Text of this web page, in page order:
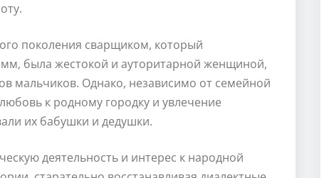
поколения сварщиком, который
была жестокой и ауторитарной женщиной,
мальчиков. Однако, независимо от семейной
к родному городку и увлечение
их бабушки и дедушки.
деятельность и интерес к народной